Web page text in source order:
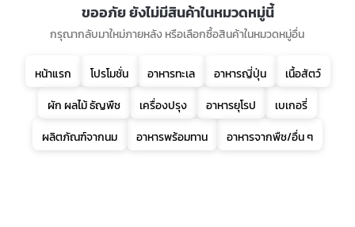
ขออภัย ยังไม่มีสินค้าในหมวดหมู่นี้
กรุณากลับมาใหม่ภายหลัง หรือเลือกซื้อสินค้าในหมวดหมู่อื่น
หน้าแรก โปรโมชั่น อาหารทะเล อาหารญี่ปุ่น
เนื้อสัตว์
ผัก ผลไม้ ธัญพืช
เครื่องปรุง อาหารยุโรป
เบเกอรี่
ผลิตภัณฑ์จากนม
อาหารพร้อมทาน อาหารจากพืช/อื่น ๆ